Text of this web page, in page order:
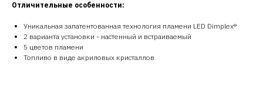
Отличительные особенности:
Уникальная запатентованная технология пламени LED Dimplex®
2 варианта установки - настенный и встраиваемый
5 цветов пламени
Топливо в виде акриловых кристаллов